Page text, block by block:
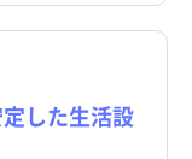
した生活設